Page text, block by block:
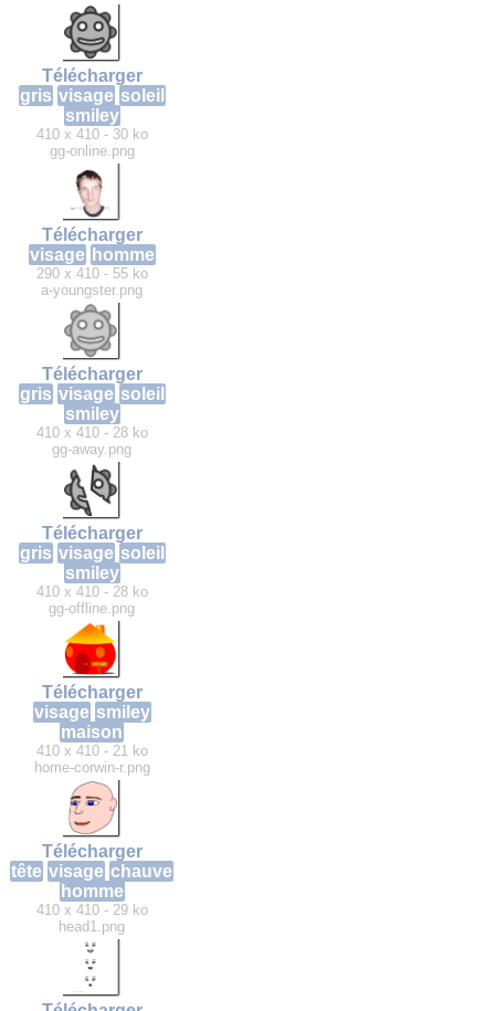
Télécharger
gris visage soleil
smiley
410 x 410 - 30 ko
gg-online.png
Télécharger
visage homme
290 x 410 - 55 ko
a-youngster.png
Télécharger
gris visage soleil
smiley
410 x 410 - 28 ko
gg-away.png
Télécharger
gris visage soleil
smiley
410 x 410 - 28 ko
gg-offline.png
Télécharger
visage smiley
maison
410 x 410 - 21 ko
home-corwin-r.png
Télécharger
tête visage chauve
homme
410 x 410 - 29 ko
head1.png